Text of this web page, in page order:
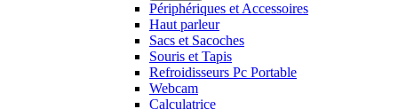
Périphériques et Accessoires
Haut parleur
Sacs et Sacoches
Souris et Tapis
Refroidisseurs Pc Portable
Webcam
Calculatrice